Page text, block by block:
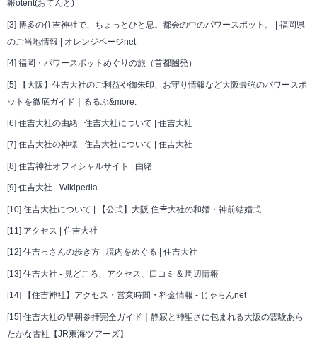
報otent(おてんと)
[3] 博多の住吉神社で、ちょっとひと息。都会の中のパワースポット。 | 福岡県
のご当地情報 | オレンジページnet
[4] 福岡・パワースポットめぐりの旅（首都圏発）
[5]
【大阪】住吉大社のご利益や御朱印、お守り情報など大阪最強のパワースポ
ットを徹底ガイド｜るるぶ&more.
[6] 住吉大社の由緒 | 住吉大社について | 住吉大社
[7] 住吉大社の神様 | 住吉大社について | 住吉大社
[8] 住吉神社オフィシャルサイト | 由緒
[9] 住吉大社 - Wikipedia
[10] 住吉大社について | 【公式】大阪 住𠮷大社の和婚・神前結婚式
[11] アクセス | 住吉大社
[12] 住吉っさんの歩き方 | 境内をめぐる | 住吉大社
[13] 住吉大社 - 見どころ、アクセス、口コミ & 周辺情報
[14] 【住吉神社】アクセス・営業時間・料金情報 - じゃらんnet
[15] 住吉大社の早朝参拝完全ガイド｜静寂と神聖さに包まれる大阪の霊験あら
たかな古社【JR東海ツアーズ】